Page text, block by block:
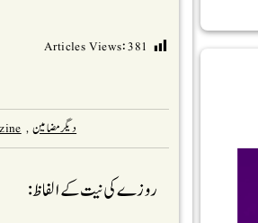
دیگر مضامین ,
روزے کی نیت کے الفاظ:
Articles Views:381